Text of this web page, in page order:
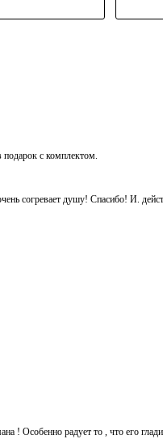
подарок с комплектом.
согревает душу! Спасибо! И.
Особенно радует то , что его